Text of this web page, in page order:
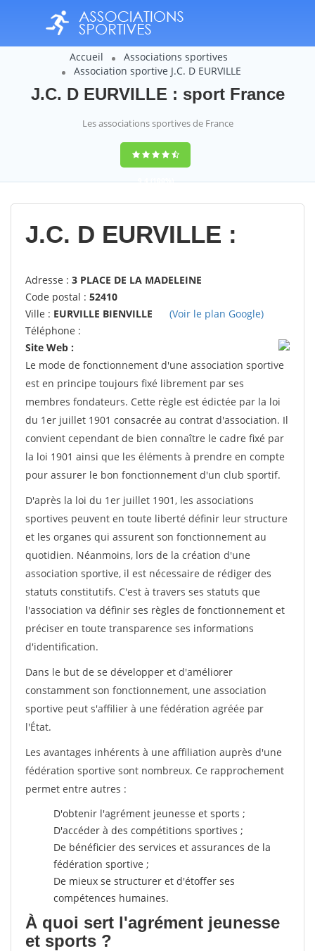
Accueil
Associations sportives
Association sportive J.C. D EURVILLE
J.C. D EURVILLE : sport France
Les associations sportives de France
9,4(100%)
14358votes
J.C. D EURVILLE :
Adresse : 3 PLACE DE LA MADELEINE
Code postal : 52410
Ville : EURVILLE BIENVILLE
(Voir le plan Google)
Téléphone :
Site Web :
Le mode de fonctionnement d'une association sportive
est en principe toujours fixé librement par ses
membres fondateurs. Cette règle est édictée par la loi
du 1er juillet 1901 consacrée au contrat d'association. Il
convient cependant de bien connaître le cadre fixé par
la loi 1901 ainsi que les éléments à prendre en compte
pour assurer le bon fonctionnement d'un club sportif.
D'après la loi du 1er juillet 1901, les associations
sportives peuvent en toute liberté définir leur structure
et les organes qui assurent son fonctionnement au
quotidien. Néanmoins, lors de la création d'une
association sportive, il est nécessaire de rédiger des
statuts constitutifs. C'est à travers ses statuts que
l'association va définir ses règles de fonctionnement et
préciser en toute transparence ses informations
d'identification.
Dans le but de se développer et d'améliorer
constamment son fonctionnement, une association
sportive peut s'affilier à une fédération agréée par
l'État.
Les avantages inhérents à une affiliation auprès d'une
fédération sportive sont nombreux. Ce rapprochement
permet entre autres :
D'obtenir l'agrément jeunesse et sports ;
D'accéder à des compétitions sportives ;
De bénéficier des services et assurances de la
fédération sportive ;
De mieux se structurer et d'étoffer ses
compétences humaines.
À quoi sert l'agrément jeunesse
et sports ?